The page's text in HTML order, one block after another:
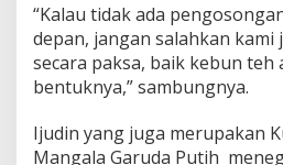
h
l
i
W
a
i
s
“Kalau tidak ada
depan, jangan salahkan
secara paksa, baik kebun teh
bentuknya,” sambungnya.
Ijudin yang juga merupakan
Mangala Garuda Putih